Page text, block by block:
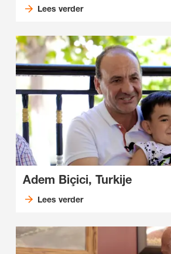
Lees verder
Adem Biçici, Turkije
Lees verder